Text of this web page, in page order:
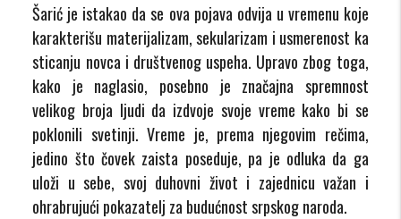
Šarić je istakao da se ova pojava odvija u vremenu koje
karakterišu materijalizam, sekularizam i usmerenost ka
sticanju novca i društvenog uspeha. Upravo zbog toga,
kako je naglasio, posebno je značajna spremnost
velikog broja ljudi da izdvoje svoje vreme kako bi se
poklonili svetinji. Vreme je, prema njegovim rečima,
jedino što čovek zaista poseduje, pa je odluka da ga
uloži u sebe, svoj duhovni život i zajednicu važan i
ohrabrujući pokazatelj za budućnost srpskog naroda.